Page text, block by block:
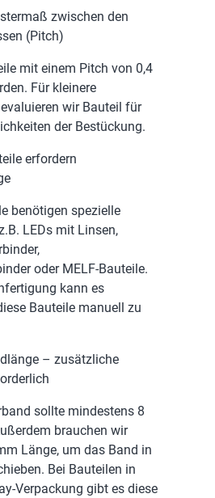
zwischen den
(Pitch)
mit einem Pitch von 0,4
Für kleinere
wir Bauteil für
der Bestückung.
erfordern
benötigen spezielle
LEDs mit Linsen,
oder MELF-Bauteile.
kann es
Bauteile manuell zu
– zusätzliche
sollte mindestens 8
brauchen wir
Länge, um das Band in
Bei Bauteilen in
Verpackung gibt es diese